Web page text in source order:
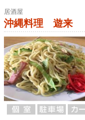
居酒屋
沖縄料理 遊来